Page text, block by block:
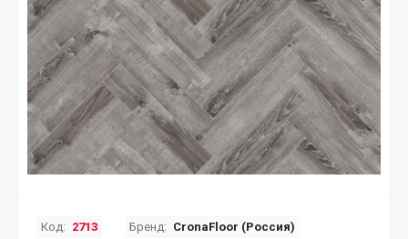
Код: 2713 Бренд: CronaFloor (Россия)